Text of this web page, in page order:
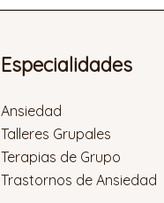
Especialidades
Ansiedad
Talleres Grupales
Terapias de Grupo
Trastornos de Ansiedad